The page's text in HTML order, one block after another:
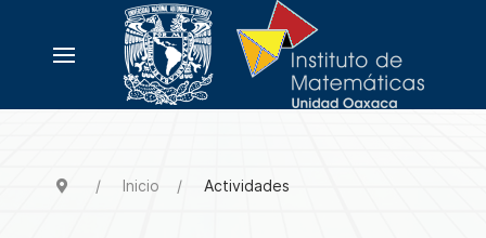
Inicio Actividades